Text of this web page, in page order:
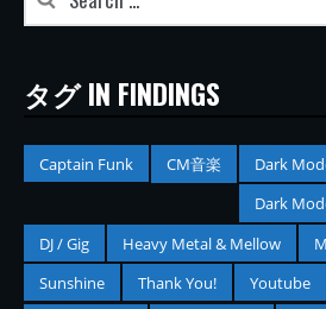
タグ IN FINDINGS
Captain Funk CM音楽
Dark
Dark
DJ / Gig
Heavy Metal & Mellow
Sunshine
Thank You! Youtube